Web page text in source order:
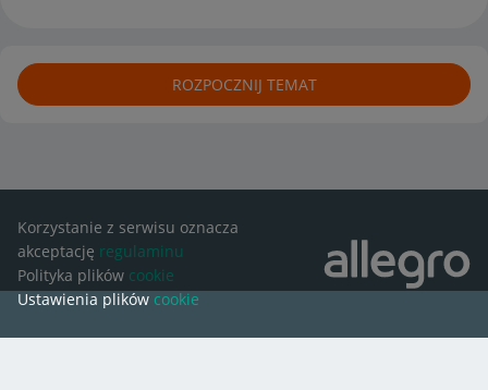
ROZPOCZNIJ TEMAT
Korzystanie z serwisu oznacza
akceptację regulaminu
Polityka plików cookie
Ustawienia plików cookie